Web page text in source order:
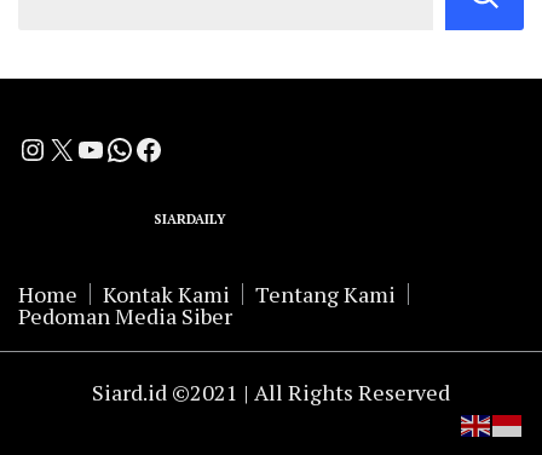
Instagram
X YouTube
WhatsApp
Facebook
SIARDAILY
Home Kontak Kami Tentang Kami
Pedoman Media Siber
Siard.id ©2021 | All Rights Reserved